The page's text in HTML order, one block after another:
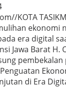
KOTA
ekonomi
era digital
Jawa Barat H.
pembekalan
di Era